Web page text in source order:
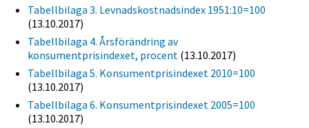
Tabellbilaga 3. Levnadskostnadsindex 1951:10=100
(13.10.2017)
Tabellbilaga 4. Årsförändring av
konsumentprisindexet, procent (13.10.2017)
Tabellbilaga 5. Konsumentprisindexet 2010=100
(13.10.2017)
Tabellbilaga 6. Konsumentprisindexet 2005=100
(13.10.2017)